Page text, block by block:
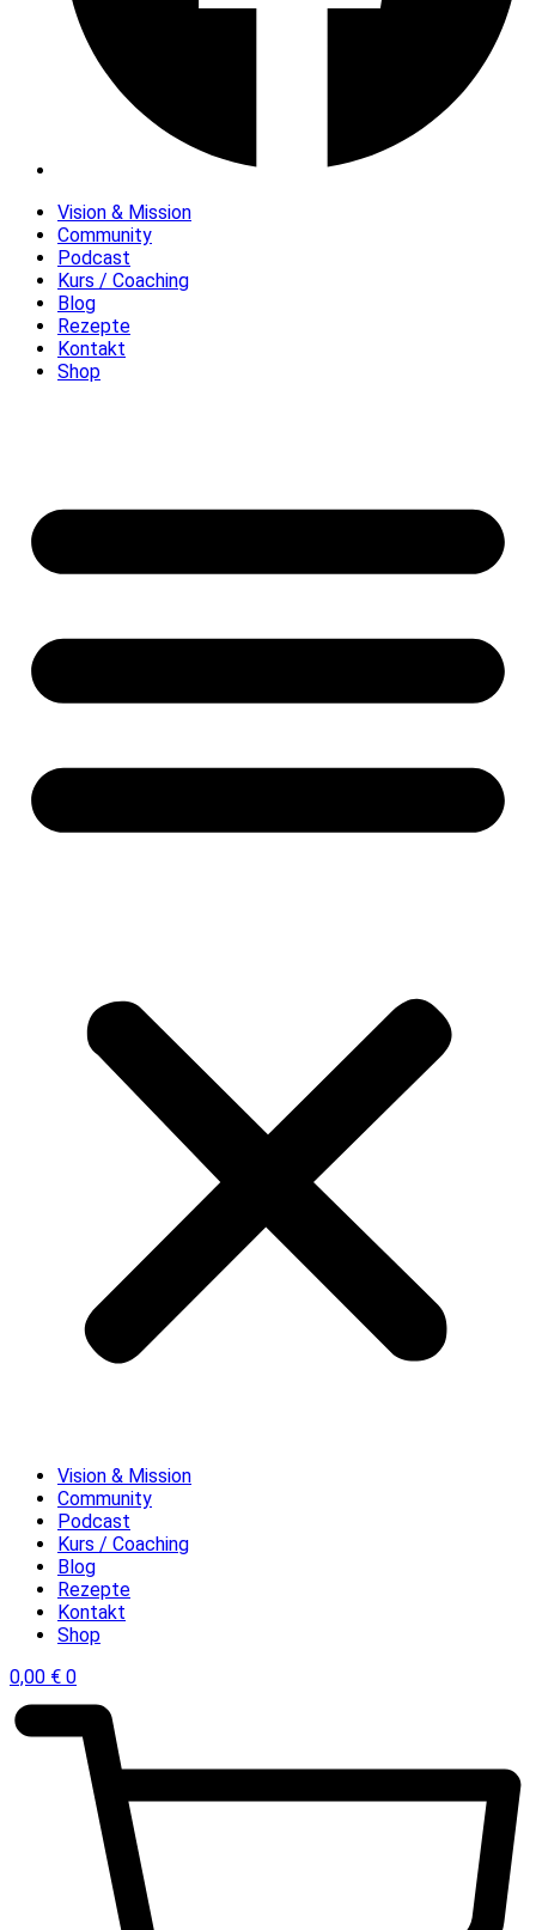
Vision & Mission
Community
Podcast
Kurs / Coaching
Blog
Rezepte
Kontakt
Shop
Vision & Mission
Community
Podcast
Kurs / Coaching
Blog
Rezepte
Kontakt
Shop
0,00 € 0